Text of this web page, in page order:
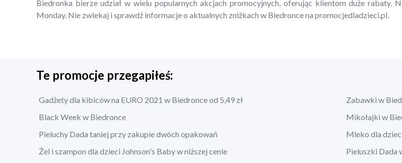
Biedronka bierze udział w wielu popularnych akcjach promocyjnych, oferując klientom duże
Monday. Nie zwlekaj i sprawdź informacje o aktualnych zniżkach w Biedronce na promocjedladzieci.pl.
Te promocje przegapiłeś:
Gadżety dla kibiców na EURO 2021 w Biedronce od 5,49 zł
Zabawki w
Black Week w Biedronce
Mikołajki w
Pieluchy Dada taniej przy zakupie dwóch opakowań
Mleko dla
Żel i szampon dla dzieci Johnson's Baby w niższej cenie
Pieluszki Dada